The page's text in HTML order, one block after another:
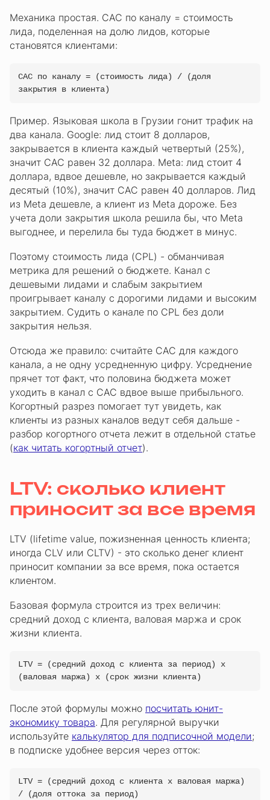
Механика простая. CAC по каналу = стоимость
лида, поделенная на долю лидов, которые
становятся клиентами:
CAC по каналу = (стоимость лида) / (доля
закрытия в клиента)
Пример. Языковая школа в Грузии гонит трафик на
два канала. Google: лид стоит 8 долларов,
закрывается в клиента каждый четвертый (25%),
значит CAC равен 32 доллара. Meta: лид стоит 4
доллара, вдвое дешевле, но закрывается каждый
десятый (10%), значит CAC равен 40 долларов. Лид
из Meta дешевле, а клиент из Meta дороже. Без
учета доли закрытия школа решила бы, что Meta
выгоднее, и перелила бы туда бюджет в минус.
Поэтому стоимость лида (CPL) - обманчивая
метрика для решений о бюджете. Канал с
дешевыми лидами и слабым закрытием
проигрывает каналу с дорогими лидами и высоким
закрытием. Судить о канале по CPL без доли
закрытия нельзя.
Отсюда же правило: считайте CAC для каждого
канала, а не одну усредненную цифру. Усреднение
прячет тот факт, что половина бюджета может
уходить в канал с CAC вдвое выше прибыльного.
Когортный разрез помогает тут увидеть, как
клиенты из разных каналов ведут себя дальше -
разбор когортного отчета лежит в отдельной статье
(как читать когортный отчет).
LTV: сколько клиент
приносит за все время
LTV (lifetime value, пожизненная ценность клиента;
иногда CLV или CLTV) - это сколько денег клиент
приносит компании за все время, пока остается
клиентом.
Базовая формула строится из трех величин:
средний доход с клиента, валовая маржа и срок
жизни клиента.
LTV = (средний доход с клиента за период) x
(валовая маржа) x (срок жизни клиента)
После этой формулы можно посчитать юнит-
экономику товара. Для регулярной выручки
используйте калькулятор для подписочной модели;
в подписке удобнее версия через отток:
LTV = (средний доход с клиента x валовая маржа)
/ (доля оттока за период)